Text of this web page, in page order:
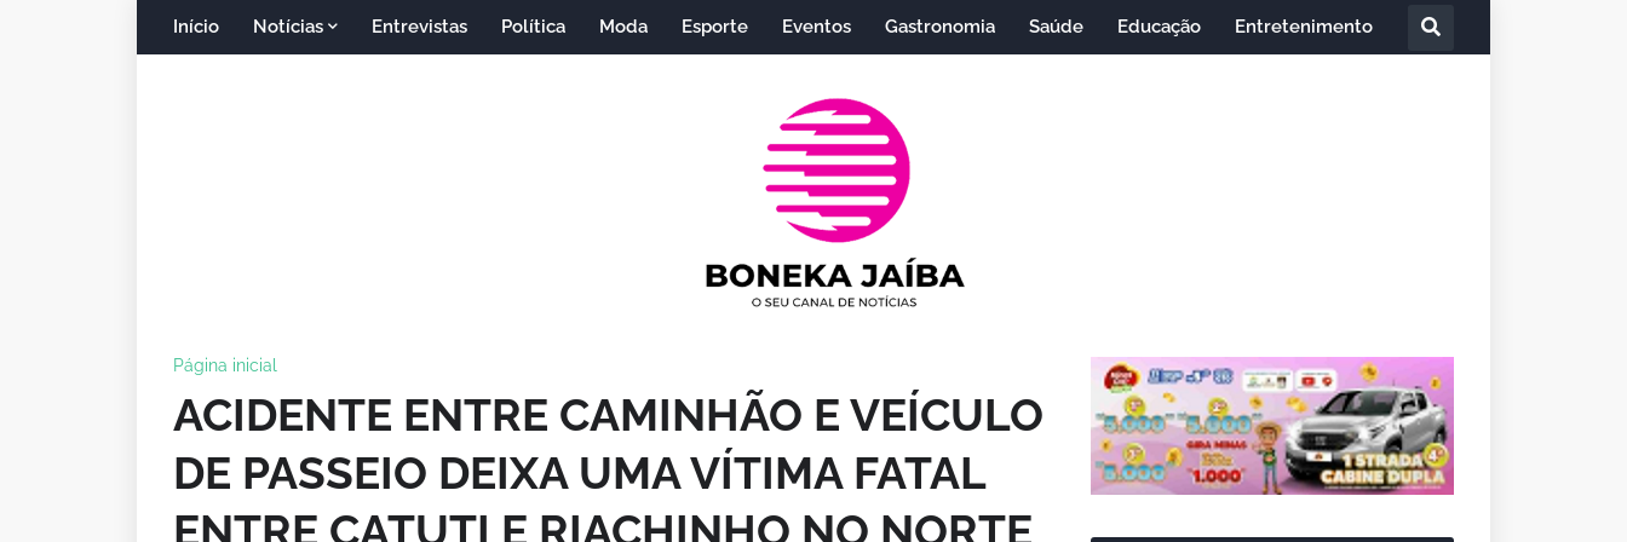
Início Notícias Entrevistas Política Moda Esporte Eventos Gastronomia Saúde Educação Entretenimento
Página inicial
ACIDENTE ENTRE CAMINHÃO E VEÍCULO
DE PASSEIO DEIXA UMA VÍTIMA FATAL
ENTRE CATUTI E RIACHINHO NO NORTE